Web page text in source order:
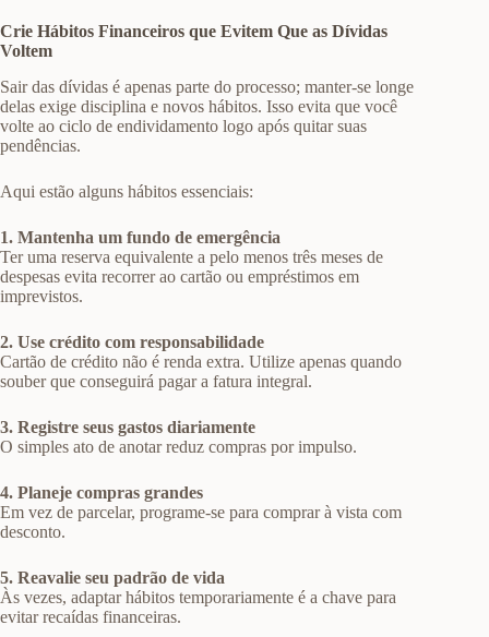
Crie Hábitos Financeiros que Evitem Que as Dívidas
Voltem
Sair das dívidas é apenas parte do processo; manter-se longe
delas exige disciplina e novos hábitos. Isso evita que você
volte ao ciclo de endividamento logo após quitar suas
pendências.
Aqui estão alguns hábitos essenciais:
1. Mantenha um fundo de emergência
Ter uma reserva equivalente a pelo menos três meses de
despesas evita recorrer ao cartão ou empréstimos em
imprevistos.
2. Use crédito com responsabilidade
Cartão de crédito não é renda extra. Utilize apenas quando
souber que conseguirá pagar a fatura integral.
3. Registre seus gastos diariamente
O simples ato de anotar reduz compras por impulso.
4. Planeje compras grandes
Em vez de parcelar, programe-se para comprar à vista com
desconto.
5. Reavalie seu padrão de vida
Às vezes, adaptar hábitos temporariamente é a chave para
evitar recaídas financeiras.